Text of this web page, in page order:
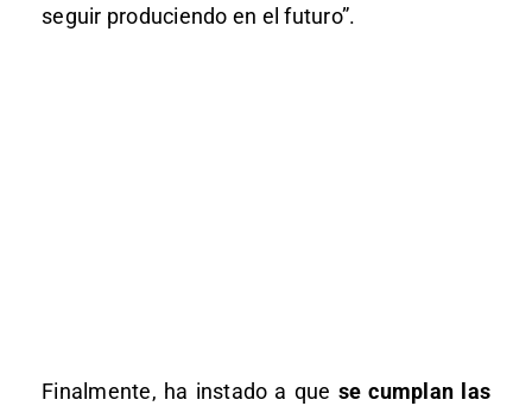
seguir produciendo en el futuro”.
Finalmente, ha instado a que se cumplan las